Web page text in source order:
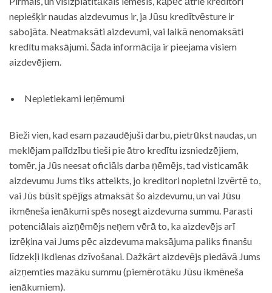
nepiešķir naudas aizdevumus ir, ja Jūsu kredītvēsture ir
sabojāta. Neatmaksāti aizdevumi, vai laikā nenomaksāti
kredītu maksājumi. Šāda informācija ir pieejama visiem
aizdevējiem.
Nepietiekami ieņēmumi
Bieži vien, kad esam pazaudējuši darbu, pietrūkst naudas, un
meklējam palīdzību tieši pie ātro kredītu izsniedzējiem,
tomēr, ja Jūs neesat oficiāls darba ņēmējs, tad visticamāk
aizdevumu Jums tiks atteikts, jo kreditori nopietni izvērtē to,
vai Jūs būsit spējīgs atmaksāt šo aizdevumu, un vai Jūsu
ikmēneša ienākumi spēs nosegt aizdevuma summu. Parasti
potenciālais aizņēmējs neņem vērā to, ka aizdevējs arī
izrēķina vai Jums pēc aizdevuma maksājuma paliks finanšu
līdzekļi ikdienas dzīvošanai. Dažkārt aizdevējs piedāvā Jums
aizņemties mazāku summu (piemērotāku Jūsu ikmēneša
ienākumiem).